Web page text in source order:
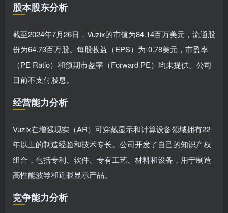
股本股东分析
截至2024年7月26日，Vuzix的市值为84.14百万美元，流通股
份为64.73百万股。每股收益（EPS）为-0.78美元，市盈率
（PE Ratio）和预期市盈率（Forward PE）均未提供。公司
目前不支付股息。
经营能力分析
Vuzix在增强现实（AR）可穿戴显示和计算设备领域拥有22
年以上的制造经验和技术专长。公司开发了自己的知识产权
组合，包括专利、软件、专有工艺、材料和设备，用于制造
高性能波导和近眼显示产品。
竞争能力分析